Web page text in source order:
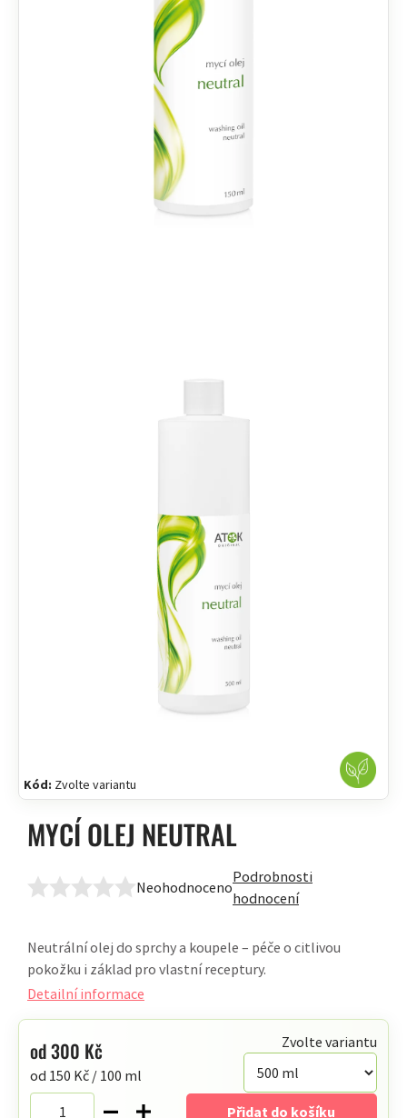
Kód: Zvolte variantu
MYCÍ OLEJ NEUTRAL
Průměrné
produktu
z
hvězdiček.
Neohodnoceno
Podrobnosti
hodnocení
Neutrální olej do sprchy a koupele – péče o citlivou
pokožku i základ pro vlastní receptury.
Detailní informace
od300 Kč
Měrná
cena:
od 150 Kč / 100 ml
Zvolte variantu
Přidat do košíku